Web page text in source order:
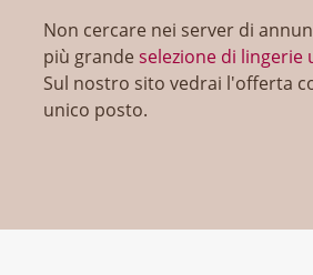
Non cercare nei server di
più grandeselezione di lingerie
Sul nostro sito vedrai l'offerta
unico posto.